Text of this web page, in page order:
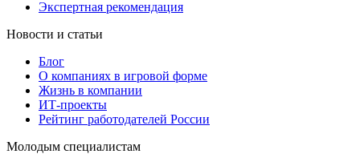
Экспертная рекомендация
Новости и статьи
Блог
О компаниях в игровой форме
Жизнь в компании
ИТ-проекты
Рейтинг работодателей России
Молодым специалистам